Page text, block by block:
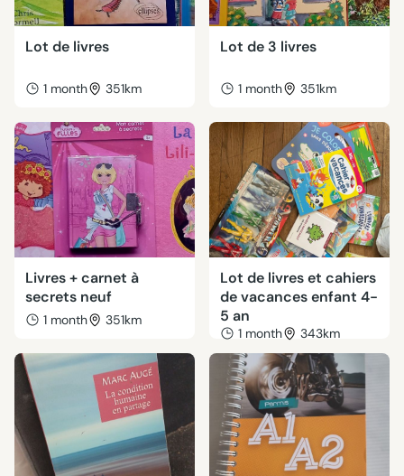
Lot de livres
1 month 351km
Lot de 3 livres
1 month 351km
Livres + carnet à
secrets neuf
1 month 351km
Lot de livres et cahiers
de vacances enfant 4-
5 an
1 month 343km